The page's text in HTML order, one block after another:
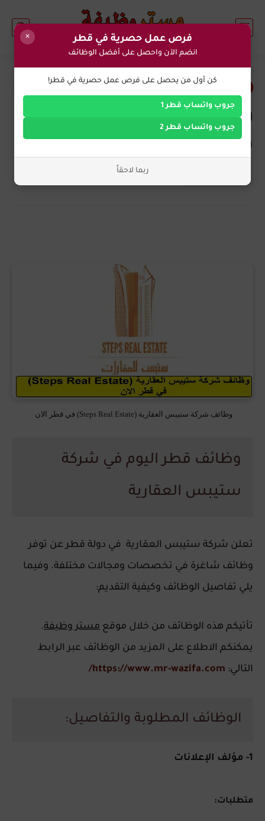
وظائف اليوم في قطر
وظائف شركة ستيبس العقارية
(Steps Real Estate) في قطر الان
وظائف شركة ستيبس العقارية (Steps Real Estate) في قطر الان
وظائف قطر اليوم في شركة
ستيبس العقارية
تعلن شركة ستيبس العقارية في دولة قطر عن توفر
وظائف شاغرة في تخصصات ومجالات مختلفة. وفيما
يلي تفاصيل الوظائف وكيفية التقديم:
تأتيكم هذه الوظائف من خلال موقع مستر وظيفة.
يمكنكم الاطلاع على المزيد من الوظائف عبر الرابط
التالي: https://www.mr-wazifa.com/
الوظائف المطلوبة والتفاصيل:
1- مؤلف الإعلانات
متطلبات:
× فرص عمل حصرية في قطر
انضم الآن واحصل على أفضل الوظائف
كن أول من يحصل على فرص عمل حصرية في قطر!
جروب واتساب قطر 1
جروب واتساب قطر 2
ربما لاحقاً